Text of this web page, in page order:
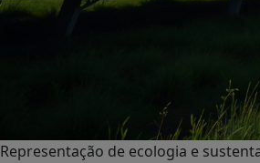
Representação de ecologia e